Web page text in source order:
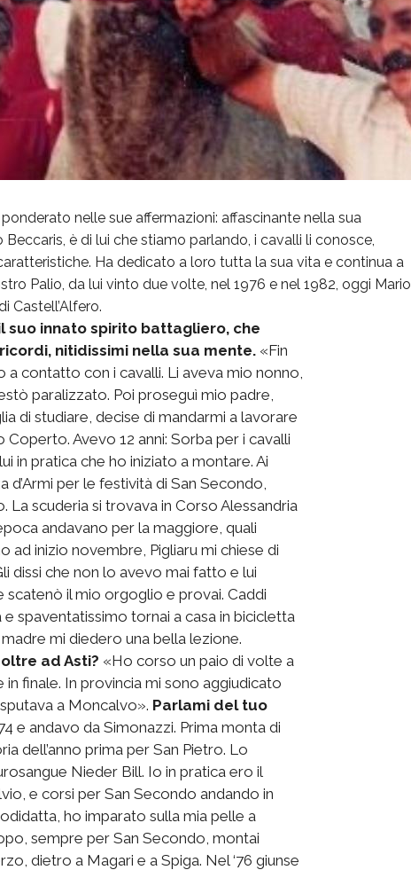
nelle sue affermazioni: affascinante nella sua
è di lui che stiamo parlando, i cavalli li conosce,
Ha dedicato a loro tutta la sua vita e continua a
Palio, da lui vinto due volte, nel 1976 e nel 1982, oggi Mario
Castell’Alfero.
suo innato spirito battagliero, che
nitidissimi nella sua mente. «Fin
a contatto con i cavalli. Li aveva mio nonno,
paralizzato. Poi proseguì mio padre,
di studiare, decise di mandarmi a lavorare
Avevo 12 anni: Sorba per i cavalli
in pratica che ho iniziato a montare. Ai
per le festività di San Secondo,
La scuderia si trovava in Corso Alessandria
andavano per la maggiore, quali
ad inizio novembre, Pigliaru mi chiese di
dissi che non lo avevo mai fatto e lui
scatenò il mio orgoglio e provai. Caddi
spaventatissimo tornai a casa in bicicletta
mi diedero una bella lezione.
ad Asti? «Ho corso un paio di volte a
finale. In provincia mi sono aggiudicato
a Moncalvo». Parlami del tuo
e andavo da Simonazzi. Prima monta di
dell’anno prima per San Pietro. Lo
Nieder Bill. Io in pratica ero il
e corsi per San Secondo andando in
ho imparato sulla mia pelle a
sempre per San Secondo, montai
dietro a Magari e a Spiga. Nel ‘76 giunse